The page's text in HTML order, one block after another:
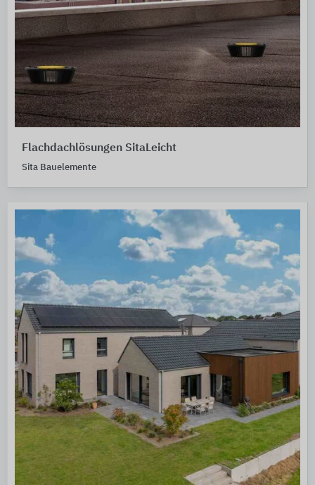
Flachdachlösungen SitaLeicht
Sita Bauelemente